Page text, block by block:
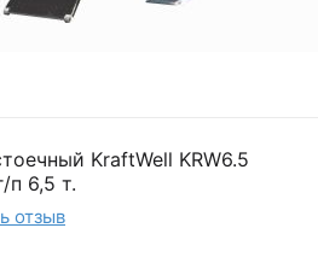
KraftWell KRW6.5
п 6,5 т.
отзыв